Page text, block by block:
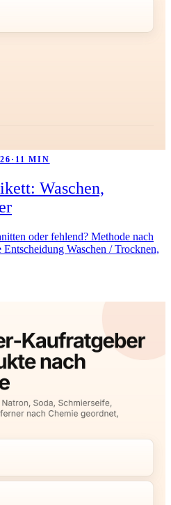
· 11 MIN
Waschen,
oder fehlend? Methode nach
Waschen / Trocknen,